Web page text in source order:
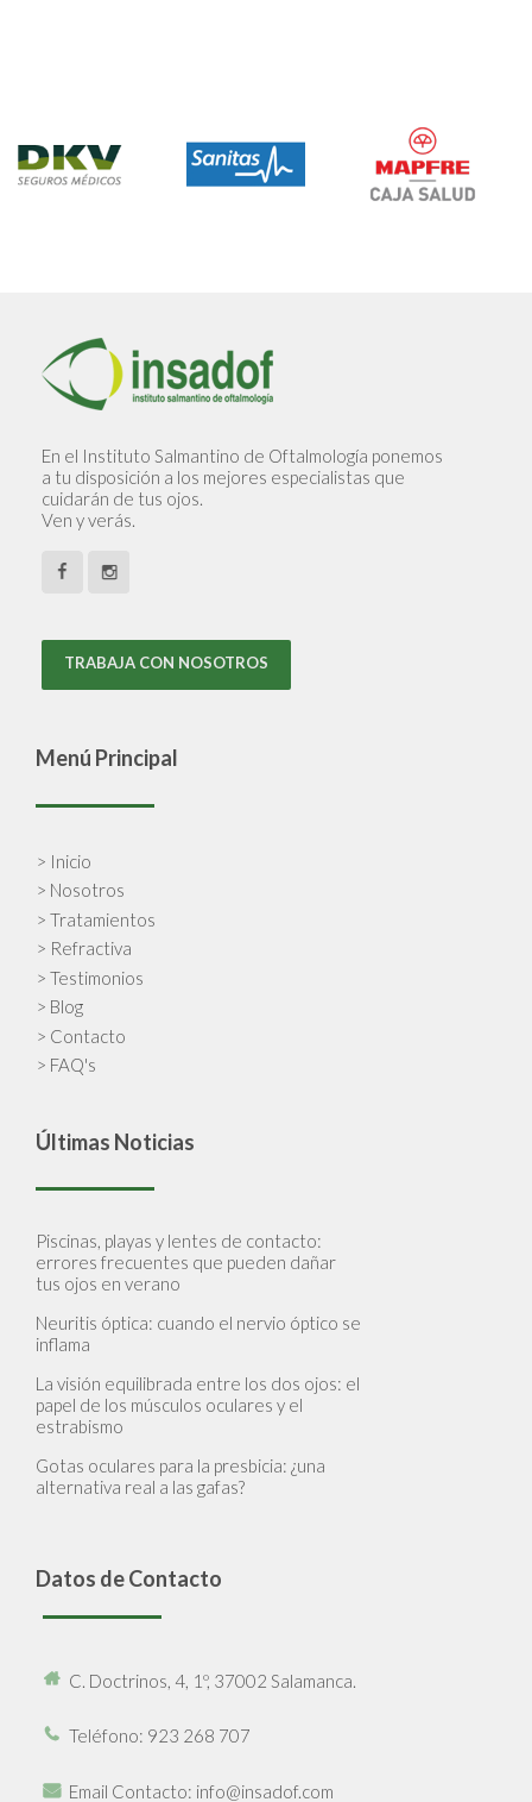
En el Instituto Salmantino de Oftalmología ponemos
a tu disposición a los mejores especialistas que
cuidarán de tus ojos.
Ven y verás.
TRABAJA CON NOSOTROS
Menú Principal
> Inicio
> Nosotros
> Tratamientos
> Refractiva
> Testimonios
> Blog
> Contacto
> FAQ's
Últimas Noticias
Piscinas, playas y lentes de contacto:
errores frecuentes que pueden dañar
tus ojos en verano
Neuritis óptica: cuando el nervio óptico se
inflama
La visión equilibrada entre los dos ojos: el
papel de los músculos oculares y el
estrabismo
Gotas oculares para la presbicia: ¿una
alternativa real a las gafas?
Datos de Contacto
C. Doctrinos, 4, 1º, 37002 Salamanca.
Teléfono: 923 268 707
Email Contacto: info@insadof.com